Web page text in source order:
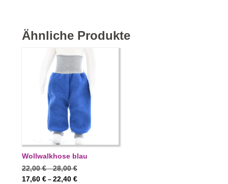
Ähnliche Produkte
Wollwalkhose blau
22,00€ –28,00€Preisspanne:
22,00 €
17,60 € – 22,40 €Preisspanne: